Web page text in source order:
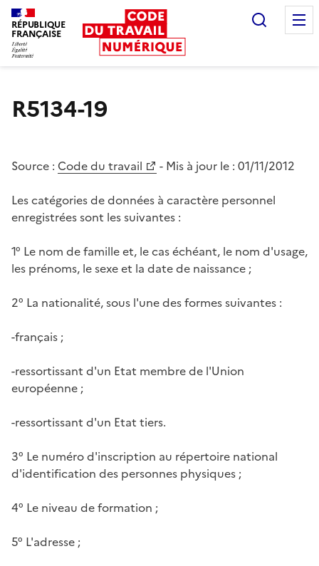
RÉPUBLIQUE
FRANÇAISE
R5134-19
Source : Code du travail - Mis à jour le : 01/11/2012
Les catégories de données à caractère personnel
enregistrées sont les suivantes :
1° Le nom de famille et, le cas échéant, le nom d'usage,
les prénoms, le sexe et la date de naissance ;
2° La nationalité, sous l'une des formes suivantes :
-français ;
-ressortissant d'un Etat membre de l'Union
européenne ;
-ressortissant d'un Etat tiers.
3° Le numéro d'inscription au répertoire national
d'identification des personnes physiques ;
4° Le niveau de formation ;
5° L'adresse ;